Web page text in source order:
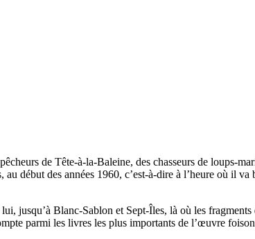
de Tête-à-la-Baleine, des chasseurs de loups-
début des années 1960, c’est-à-dire à l’heure où il
jusqu’à Blanc-Sablon et Sept-Îles, là où les
parmi les livres les plus importants de l’œuvre